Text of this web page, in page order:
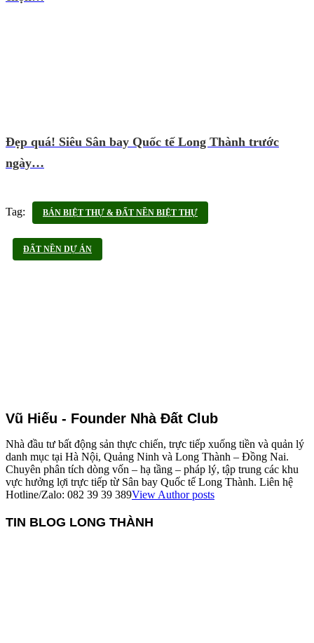
Đẹp quá! Siêu Sân bay Quốc tế Long Thành trước
ngày…
Tag: BÁN BIỆT THỰ & ĐẤT NỀN BIỆT THỰ
ĐẤT NỀN DỰ ÁN
Vũ Hiếu - Founder Nhà Đất Club
Nhà đầu tư bất động sản thực chiến, trực tiếp xuống tiền và quản lý
danh mục tại Hà Nội, Quảng Ninh và Long Thành – Đồng Nai.
Chuyên phân tích dòng vốn – hạ tầng – pháp lý, tập trung các khu
vực hưởng lợi trực tiếp từ Sân bay Quốc tế Long Thành. Liên hệ
Hotline/Zalo: 082 39 39 389View Author posts
TIN BLOG LONG THÀNH